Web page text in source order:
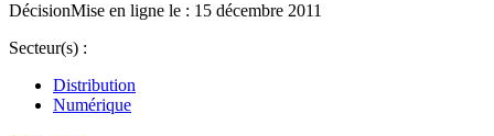
DécisionMise en ligne le : 15 décembre 2011
Secteur(s) :
Distribution
Numérique